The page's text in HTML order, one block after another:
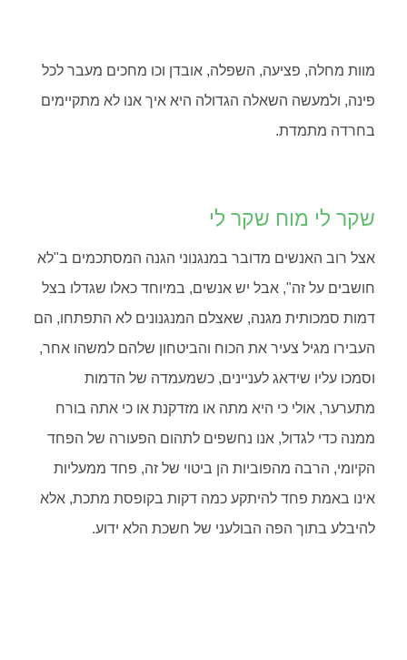
מוות מחלה, פציעה, השפלה, אובדן וכו מחכים מעבר לכל
פינה, ולמעשה השאלה הגדולה היא איך אנו לא מתקיימים
בחרדה מתמדת.
שקר לי מוח שקר לי
אצל רוב האנשים מדובר במנגנוני הגנה המסתכמים ב"לא
חושבים על זה", אבל יש אנשים, במיוחד כאלו שגדלו בצל
דמות סמכותית מגנה, שאצלם המנגנונים לא התפתחו, הם
העבירו מגיל צעיר את הכוח והביטחון שלהם למשהו אחר,
וסמכו עליו שידאג לעניינים, כשמעמדה של הדמות
מתערער, אולי כי היא מתה או מזדקנת או כי אתה בורח
ממנה כדי לגדול, אנו נחשפים לתהום הפעורה של הפחד
הקיומי, הרבה מהפוביות הן ביטוי של זה, פחד ממעליות
אינו באמת פחד להיתקע כמה דקות בקופסת מתכת, אלא
להיבלע בתוך הפה הבולעני של חשכת הלא ידוע.